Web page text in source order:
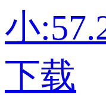
小
下载